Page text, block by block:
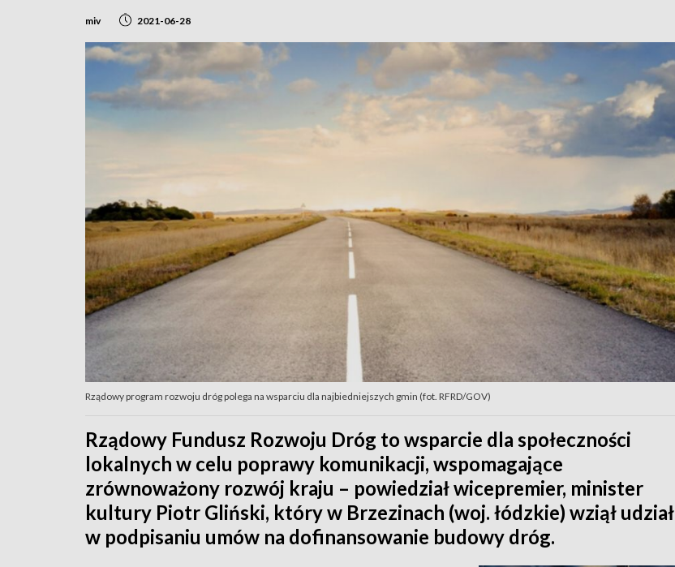
miv 2021-06-28
Rządowy program rozwoju dróg polega na wsparciu dla najbiedniejszych gmin (fot. RFRD/GOV)
Rządowy Fundusz Rozwoju Dróg to wsparcie dla społeczności
lokalnych w celu poprawy komunikacji, wspomagające
zrównoważony rozwój kraju – powiedział wicepremier, minister
kultury Piotr Gliński, który w Brzezinach (woj. łódzkie) wziął udział
w podpisaniu umów na dofinansowanie budowy dróg.